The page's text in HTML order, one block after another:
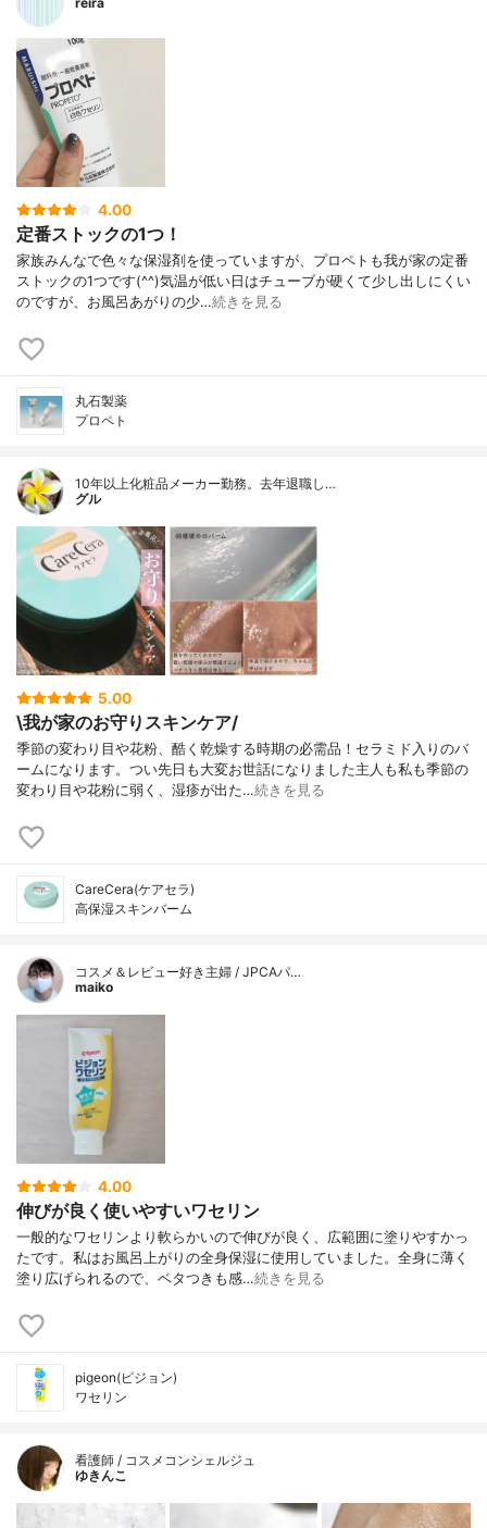
4.00
定番ストックの1つ！
家族みんなで色々な保湿剤を使っていますが、プロペトも我が家の定番
ストックの1つです(^^)気温が低い日はチューブが硬くて少し出しにくい
のですが、お風呂あがりの少…続きを見る
丸石製薬
プロペト
10年以上化粧品メーカー勤務。去年退職し…
グル
5.00
\我が家のお守りスキンケア/
季節の変わり目や花粉、酷く乾燥する時期の必需品！セラミド入りのバ
ームになります。つい先日も大変お世話になりました主人も私も季節の
変わり目や花粉に弱く、湿疹が出た…続きを見る
CareCera(ケアセラ)
高保湿スキンバーム
コスメ＆レビュー好き主婦 / JPCAパ…
maiko
4.00
伸びが良く使いやすいワセリン
一般的なワセリンより軟らかいので伸びが良く、広範囲に塗りやすかっ
たです。私はお風呂上がりの全身保湿に使用していました。全身に薄く
塗り広げられるので、ベタつきも感…続きを見る
pigeon(ピジョン)
ワセリン
看護師 / コスメコンシェルジュ
ゆきんこ